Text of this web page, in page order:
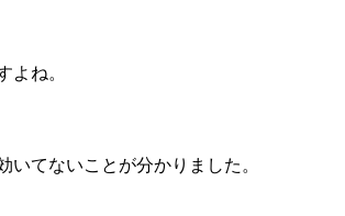
よね。
てないことが分かりました。